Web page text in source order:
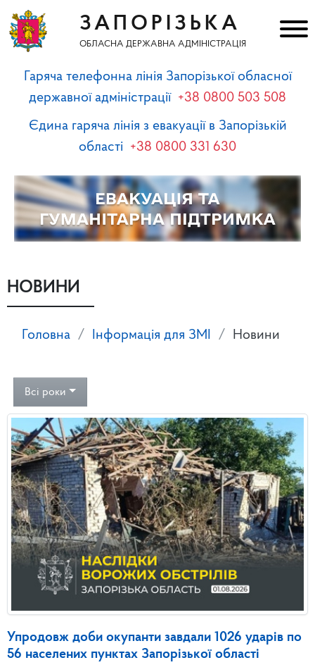
ЗАПОРІЗЬКА
ОБЛАСНА ДЕРЖАВНА АДМІНІСТРАЦІЯ
Гаряча телефонна лінія Запорізької обласної
державної адміністрації +38 0800 503 508
Єдина гаряча лінія з евакуації в Запорізькій
області +38 0800 331 630
НОВИНИ
Головна Інформація для ЗМІ Новини
Всі роки
Упродовж доби окупанти завдали 1026 ударів по
56 населених пунктах Запорізької області